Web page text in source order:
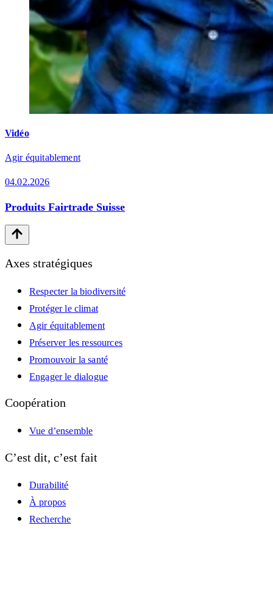
Vidéo
Agir équitablement
04.02.2026
Produits Fairtrade Suisse
Axes stratégiques
Respecter la biodiversité
Protéger le climat
Agir équitablement
Préserver les ressources
Promouvoir la santé
Engager le dialogue
Coopération
Vue d’ensemble
C’est dit, c’est fait
Durabilité
À propos
Recherche